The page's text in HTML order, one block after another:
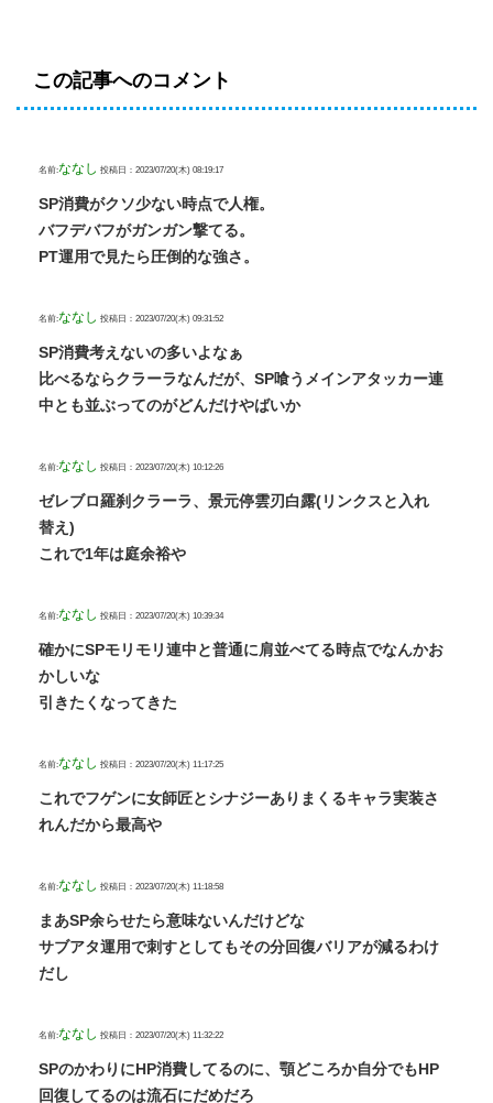
この記事へのコメント
名前:ななし 投稿日：2023/07/20(木) 08:19:17
SP消費がクソ少ない時点で人権。
バフデバフがガンガン撃てる。
PT運用で見たら圧倒的な強さ。
名前:ななし 投稿日：2023/07/20(木) 09:31:52
SP消費考えないの多いよなぁ
比べるならクラーラなんだが、SP喰うメインアタッカー連
中とも並ぶってのがどんだけやばいか
名前:ななし 投稿日：2023/07/20(木) 10:12:26
ゼレブロ羅刹クラーラ、景元停雲刃白露(リンクスと入れ
替え)
これで1年は庭余裕や
名前:ななし 投稿日：2023/07/20(木) 10:39:34
確かにSPモリモリ連中と普通に肩並べてる時点でなんかお
かしいな
引きたくなってきた
名前:ななし 投稿日：2023/07/20(木) 11:17:25
これでフゲンに女師匠とシナジーありまくるキャラ実装さ
れんだから最高や
名前:ななし 投稿日：2023/07/20(木) 11:18:58
まあSP余らせたら意味ないんだけどな
サブアタ運用で刺すとしてもその分回復バリアが減るわけ
だし
名前:ななし 投稿日：2023/07/20(木) 11:32:22
SPのかわりにHP消費してるのに、顎どころか自分でもHP
回復してるのは流石にだめだろ